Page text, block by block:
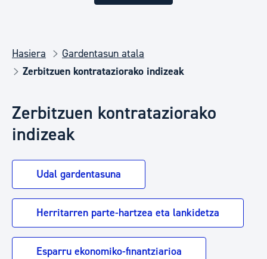
Hasiera
Gardentasun atala
Zerbitzuen kontrataziorako indizeak
Zerbitzuen kontrataziorako
indizeak
Udal gardentasuna
Herritarren parte-hartzea eta lankidetza
Esparru ekonomiko-finantziarioa